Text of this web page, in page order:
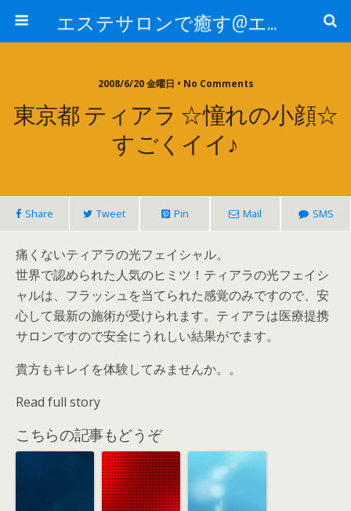
エステサロンで癒す@エステ～全国エステ情報
2008/6/20 金曜日 • No Comments
東京都 ティアラ ☆憧れの小顔☆
すごくイイ♪
Share Tweet Pin Mail SMS
痛くないティアラの光フェイシャル。
世界で認められた人気のヒミツ！ティアラの光フェイシ
ャルは、フラッシュを当てられた感覚のみですので、安
心して最新の施術が受けられます。ティアラは医療提携
サロンですので安全にうれしい結果がでます。
貴方もキレイを体験してみませんか。。
Read full story
こちらの記事もどうぞ